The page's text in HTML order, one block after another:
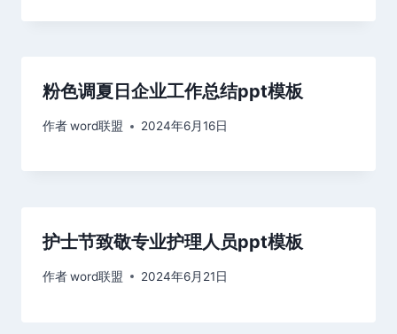
粉色调夏日企业工作总结ppt模板
作者word联盟 2024年6月16日
护士节致敬专业护理人员ppt模板
作者word联盟 2024年6月21日